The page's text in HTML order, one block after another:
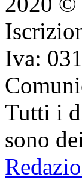
Iva:
Tutti i
sono